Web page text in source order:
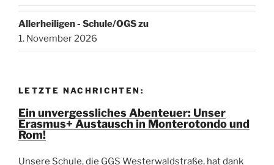
Allerheiligen - Schule/OGS zu
1. November 2026
LETZTE NACHRICHTEN:
Ein unvergessliches Abenteuer: Unser
Erasmus+ Austausch in Monterotondo und
Rom!
Unsere Schule, die GGS Westerwaldstraße, hat dank